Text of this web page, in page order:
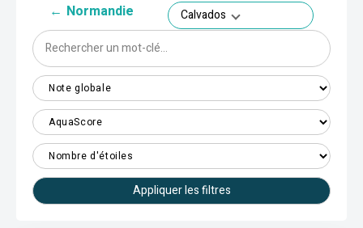
← Normandie Calvados
Appliquer les filtres